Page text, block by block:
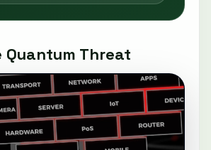
Quantum Threat